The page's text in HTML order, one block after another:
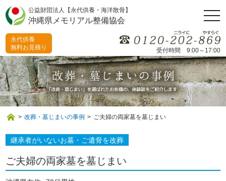
公益財団法人【永代供養・海洋散骨】
沖縄県メモリアル整備協会
受付時間 9:00～17:00
永代供養
無料お見積り
> 改葬・墓じまいの事例 > ご夫婦の両家墓を墓じまい
継承者がいないお墓・ご遺骨を改葬
ご夫婦の両家墓を墓じまい